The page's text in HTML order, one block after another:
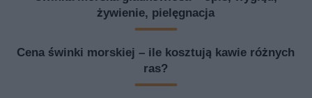
żywienie, pielęgnacja
Cena świnki morskiej – ile kosztują kawie różnych
ras?